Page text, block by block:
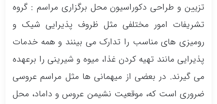
تزیین و طراحی دکوراسیون محل برگزاری مراسم : گروه
تشریفات امور مختلفی مثل ظروف پذیرایی شیک و
رومیزی های مناسب را تدارک می بینند و همه خدمات
پذیرایی مانند تهیه کردن غذا، میوه و شیرینی را برعهده
می گیرند. در بعضی از میهمانی ها مثل مراسم عروسی
ضروری است که، موقعیت نشیمن عروس و داماد، محل